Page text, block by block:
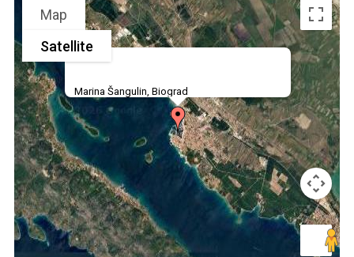
Marina Šangulin, Biograd
Map
Satellite